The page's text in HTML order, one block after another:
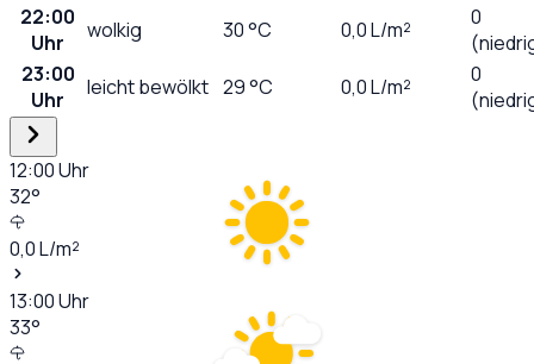
22:00
Uhr
wolkig 30°C 0,0L/m²
0
23:00
Uhr
leicht bewölkt 29°C 0,0L/m²
0
12:00Uhr
32°
0,0L/m²
13:00Uhr
33°